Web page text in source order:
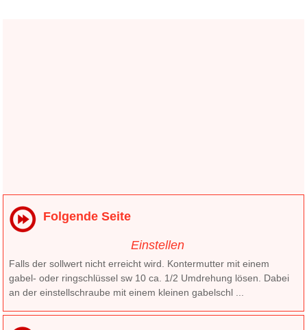
Folgende Seite
Einstellen
Falls der sollwert nicht erreicht wird. Kontermutter mit einem
gabel- oder ringschlüssel sw 10 ca. 1/2 Umdrehung lösen. Dabei
an der einstellschraube mit einem kleinen gabelschl ...